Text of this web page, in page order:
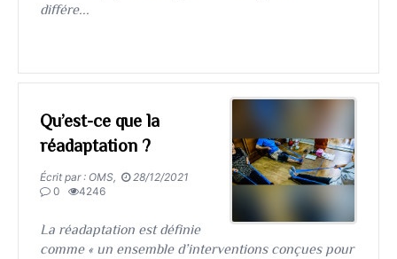
différe...
Qu’est-ce que la
réadaptation ?
Écrit par : OMS,
28/12/2021
0
4246
La réadaptation est définie
comme « un ensemble d’interventions conçues pour